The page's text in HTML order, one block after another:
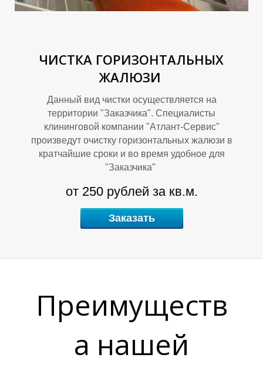
ЧИСТКА ГОРИЗОНТАЛЬНЫХ
ЖАЛЮЗИ
Данный вид чистки осуществляется на
территории "Заказчика". Специалисты
клининговой компании "Атлант-Сервис"
произведут очистку горизонтальных жалюзи в
кратчайшие сроки и во время удобное для
"Заказчика"
от 250 рублей за кв.м.
Заказать
Преимуществ
а нашей
М